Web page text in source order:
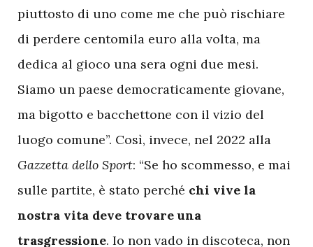
piuttosto di uno come me che può rischiare
di perdere centomila euro alla volta, ma
dedica al gioco una sera ogni due mesi.
Siamo un paese democraticamente giovane,
ma bigotto e bacchettone con il vizio del
luogo comune”. Così, invece, nel 2022 alla
Gazzetta dello Sport: “Se ho scommesso, e mai
sulle partite, è stato perché chi vive la
nostra vita deve trovare una
trasgressione. Io non vado in discoteca, non